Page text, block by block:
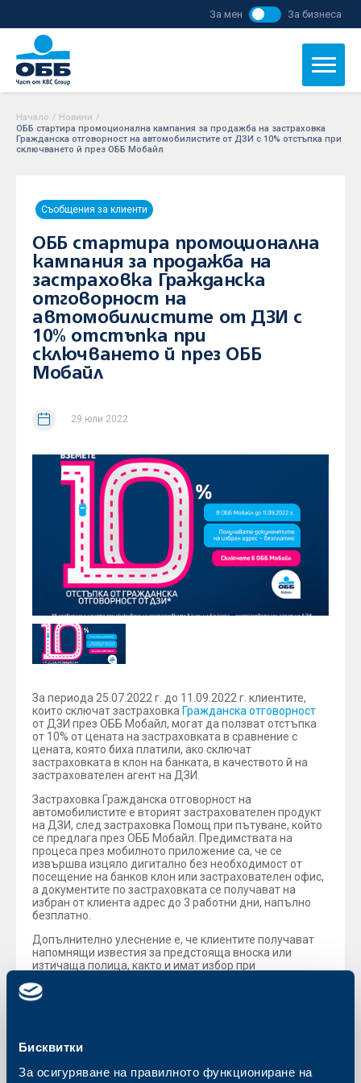
Бисквитки
За осигуряване на правилното функциониране на
За мен За бизнеса
Начало / Новини /
ОББ стартира промоционална кампания за продажба на застраховка
Гражданска отговорност на автомобилистите от ДЗИ с 10% отстъпка при
сключването й през ОББ Мобайл
Съобщения за клиенти
ОББ стартира промоционална
кампания за продажба на
застраховка Гражданска
отговорност на
автомобилистите от ДЗИ с
10% отстъпка при
сключването й през ОББ
Мобайл
29 юли 2022
За периода 25.07.2022 г. до 11.09.2022 г. клиентите,
които сключат застраховка Гражданска отговорност
от ДЗИ през ОББ Мобайл, могат да ползват отстъпка
от 10% от цената на застраховката в сравнение с
цената, която биха платили, ако сключат
застраховката в клон на банката, в качеството й на
застрахователен агент на ДЗИ.
Застраховка Гражданска отговорност на
автомобилистите е вторият застрахователен продукт
на ДЗИ, след застраховка Помощ при пътуване, който
се предлага през ОББ Мобайл. Предимствата на
процеса през мобилното приложение са, че се
извършва изцяло дигитално без необходимост от
посещение на банков клон или застрахователен офис,
а документите по застраховката се получават на
избран от клиента адрес до 3 работни дни, напълно
безплатно.
Допълнително улеснение е, че клиентите получават
напомнящи известия за предстояща вноска или
изтичаща полица, както и имат избор при
на 1, 2 или 4 вноски с известие при всяка предстояща.
В допълнение клиентите имат възможност за